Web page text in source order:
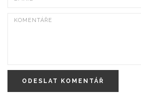
ODESLAT KOMENTÁŘ